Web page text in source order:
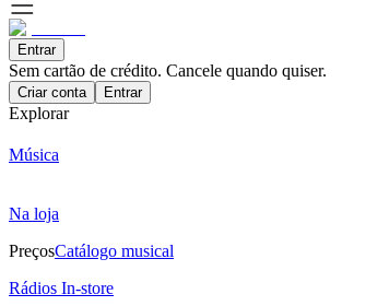
Entrar
Sem cartão de crédito. Cancele quando quiser.
Criar conta Entrar
Explorar
Música
Na loja
PreçosCatálogo musical
Rádios In-store